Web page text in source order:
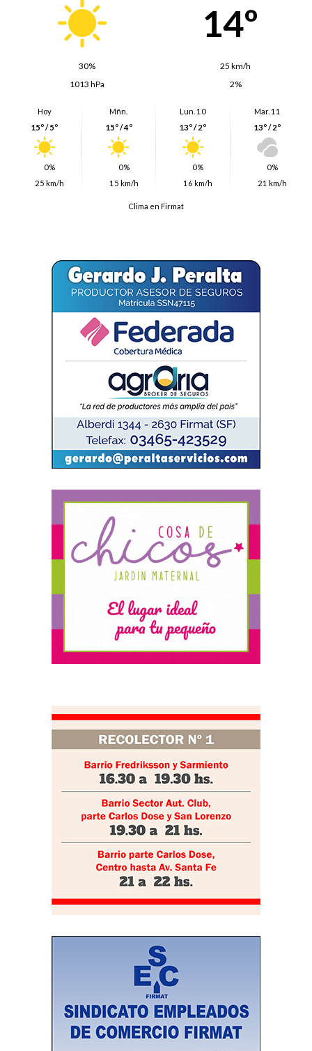
14º
30%
25 km/h
1013 hPa
2%
Hoy
15º / 5º
0%
25 km/h
Mñn.
15º / 4º
0%
15 km/h
Lun. 10
13º / 2º
0%
16 km/h
Mar. 11
13º / 2º
0%
21 km/h
Clima en Firmat